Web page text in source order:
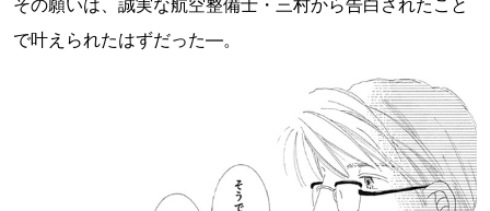
その願いは、誠実な航空整備士・三村から告白されたこと
で叶えられたはずだった―。